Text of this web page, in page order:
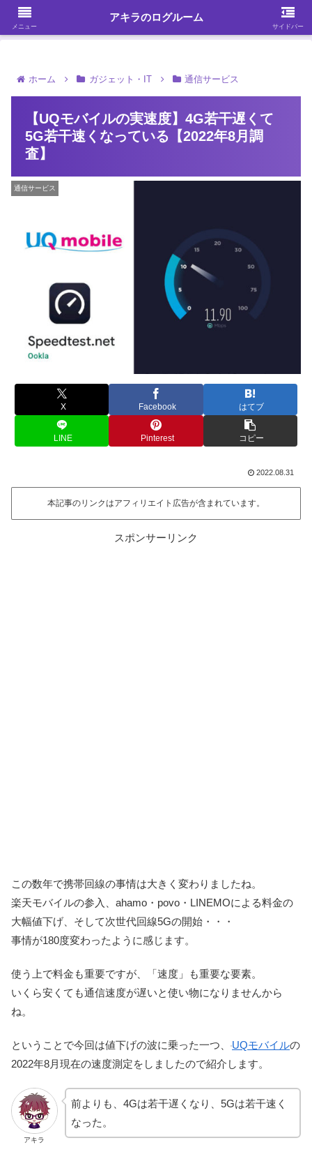
ガジェット・スマホ・パソコンを中心に何かを発見する
ホーム ガジェット・IT 通信サービス
【UQモバイルの実速度】4G若干遅くて
5G若干速くなっている【2022年8月調
査】
通信サービス
X Facebook はてブ
LINE Pinterest コピー
2022.08.31
本記事のリンクはアフィリエイト広告が含まれています。
スポンサーリンク
この数年で携帯回線の事情は大きく変わりましたね。
楽天モバイルの参入、ahamo・povo・LINEMOによる料金の
大幅値下げ、そして次世代回線5Gの開始・・・
事情が180度変わったように感じます。
使う上で料金も重要ですが、「速度」も重要な要素。
いくら安くても通信速度が遅いと使い物になりませんから
ね。
ということで今回は値下げの波に乗った一つ、 UQモバイルの
2022年8月現在の速度測定をしましたので紹介します。
アキラ
前よりも、4Gは若干遅くなり、5Gは若干速く
なった。
メニュー
アキラのログルーム
サイドバー